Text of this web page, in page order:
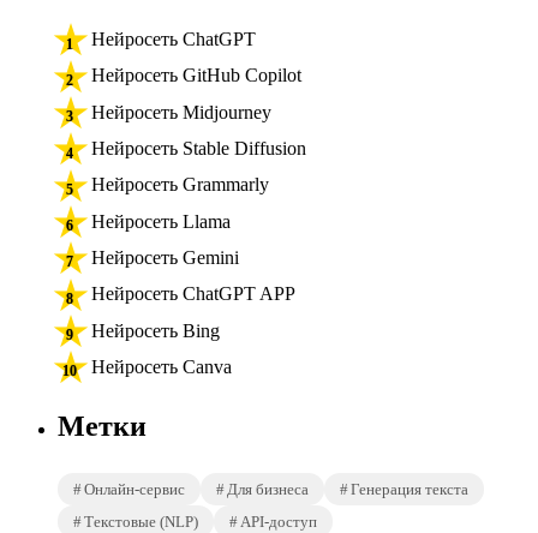
Нейросеть ChatGPT
Нейросеть GitHub Copilot
Нейросеть Midjourney
Нейросеть Stable Diffusion
Нейросеть Grammarly
Нейросеть Llama
Нейросеть Gemini
Нейросеть ChatGPT APP
Нейросеть Bing
Нейросеть Canva
Метки
Онлайн-сервис Для бизнеса
Генерация текста
Текстовые (NLP)
API-доступ